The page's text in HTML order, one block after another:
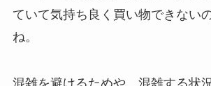
ていて気持ち良く買い物できない
ね。